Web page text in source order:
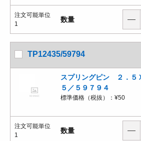
注文可能単位
1
数量
TP12435/59794
スプリングピン ２．５
５／５９７９４
標準価格（税抜）： ¥50
注文可能単位
1
数量